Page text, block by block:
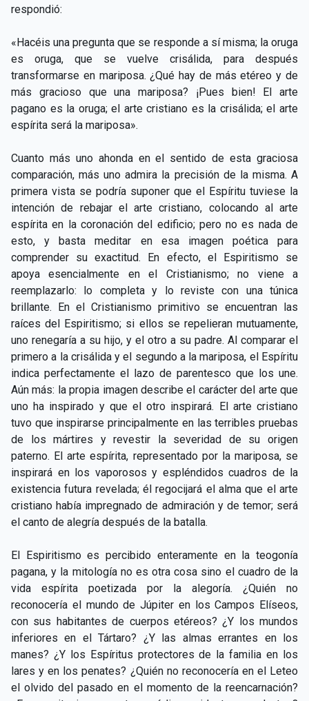
respondió:
«Hacéis una pregunta que se responde a sí misma; la oruga
es oruga, que se vuelve crisálida, para después
transformarse en mariposa. ¿Qué hay de más etéreo y de
más gracioso que una mariposa? ¡Pues bien! El arte
pagano es la oruga; el arte cristiano es la crisálida; el arte
espírita será la mariposa».
Cuanto más uno ahonda en el sentido de esta graciosa
comparación, más uno admira la precisión de la misma. A
primera vista se podría suponer que el Espíritu tuviese la
intención de rebajar el arte cristiano, colocando al arte
espírita en la coronación del edificio; pero no es nada de
esto, y basta meditar en esa imagen poética para
comprender su exactitud. En efecto, el Espiritismo se
apoya esencialmente en el Cristianismo; no viene a
reemplazarlo: lo completa y lo reviste con una túnica
brillante. En el Cristianismo primitivo se encuentran las
raíces del Espiritismo; si ellos se repelieran mutuamente,
uno renegaría a su hijo, y el otro a su padre. Al comparar el
primero a la crisálida y el segundo a la mariposa, el Espíritu
indica perfectamente el lazo de parentesco que los une.
Aún más: la propia imagen describe el carácter del arte que
uno ha inspirado y que el otro inspirará. El arte cristiano
tuvo que inspirarse principalmente en las terribles pruebas
de los mártires y revestir la severidad de su origen
paterno. El arte espírita, representado por la mariposa, se
inspirará en los vaporosos y espléndidos cuadros de la
existencia futura revelada; él regocijará el alma que el arte
cristiano había impregnado de admiración y de temor; será
el canto de alegría después de la batalla.
El Espiritismo es percibido enteramente en la teogonía
pagana, y la mitología no es otra cosa sino el cuadro de la
vida espírita poetizada por la alegoría. ¿Quién no
reconocería el mundo de Júpiter en los Campos Elíseos,
con sus habitantes de cuerpos etéreos? ¿Y los mundos
inferiores en el Tártaro? ¿Y las almas errantes en los
manes? ¿Y los Espíritus protectores de la familia en los
lares y en los penates? ¿Quién no reconocería en el Leteo
el olvido del pasado en el momento de la reencarnación?